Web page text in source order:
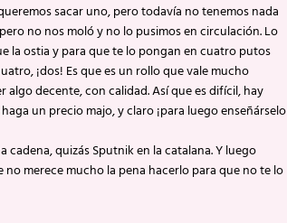
sacar uno, pero todavía no tenemos nada
no nos moló y no lo pusimos en circulación. Lo
la ostia y para que te lo pongan en cuatro putos
¡dos! Es que es un rollo que vale mucho
algo decente, con calidad. Así que es difícil, hay
un precio majo, y claro ¡para luego enseñárselo
quizás Sputnik en la catalana. Y luego
merece mucho la pena hacerlo para que no te lo